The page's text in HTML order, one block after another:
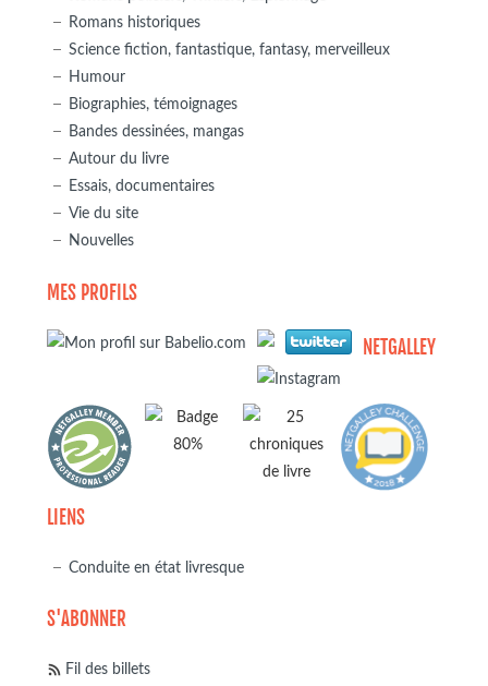
Romans historiques
Science fiction, fantastique, fantasy, merveilleux
Humour
Biographies, témoignages
Bandes dessinées, mangas
Autour du livre
Essais, documentaires
Vie du site
Nouvelles
MES PROFILS
NETGALLEY
LIENS
Conduite en état livresque
S'ABONNER
Fil des billets